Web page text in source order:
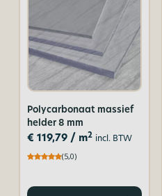
Polycarbonaat massief
helder 8 mm
€ 119,79/ m2 incl. BTW
(5,0)